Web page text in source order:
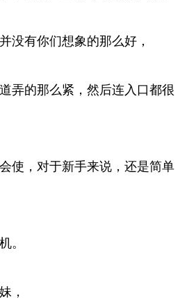
没有你们想象的那么好，
弄的那么紧，然后连入口都很
使，对于新手来说，还是简单
。
，